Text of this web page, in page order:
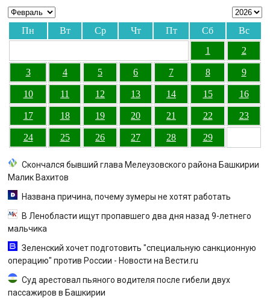
Пн Вт Ср Чт Пт Сб
Вс
1
2
3 4 5 6 7 8 9
10 11 12 13 14 15 16
17 18 19 20 21 22 23
24 25 26 27 28 29
Скончался бывший глава Мелеузовского района Башкирии
Малик Вахитов
Названа причина, почему зумеры не хотят работать
В Ленобласти ищут пропавшего два дня назад 9-летнего
мальчика
Зеленский хочет подготовить "специальную санкционную
операцию" против России - Новости на Вести.ru
Суд арестовал пьяного водителя после гибели двух
пассажиров в Башкирии